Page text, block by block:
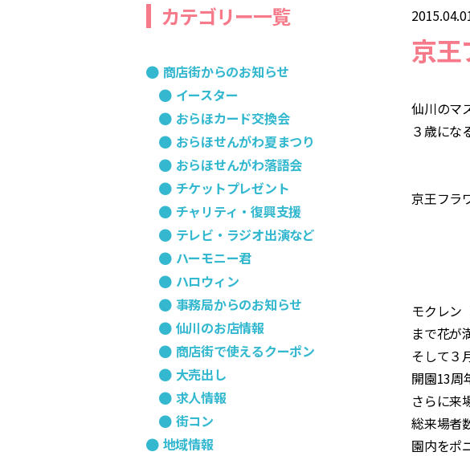
京王
仙川のマ
３歳にな
京王フラ
モクレン
まで花が
そして３
開園13周
さらに来
総来場者
園内をポ
カテゴリー一覧
商店街からのお知らせ
イースター
おらほカード交換会
おらほせんがわ夏まつり
おらほせんがわ落語会
チケットプレゼント
チャリティ・復興支援
テレビ・ラジオ出演など
ハーモニー君
ハロウィン
事務局からのお知らせ
仙川のお店情報
商店街で使えるクーポン
大売出し
求人情報
街コン
地域情報